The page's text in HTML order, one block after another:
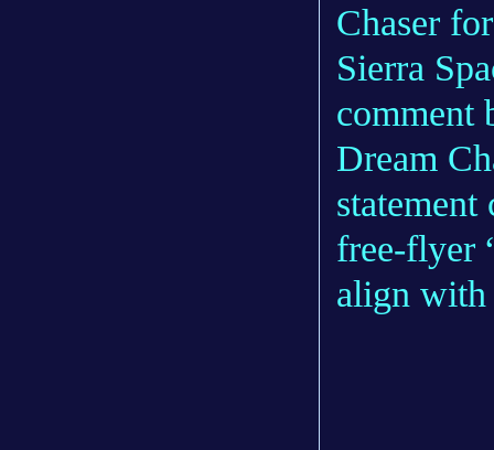
Chaser
Sierra
comment
Dream
free-flyer
align with